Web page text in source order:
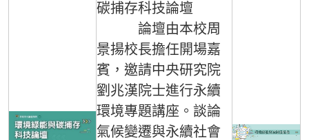
碳捕存科技論壇
論壇由本校周
景揚校長擔任開場嘉
賓，邀請中央研究院
劉兆漢院士進行永續
環境專題講座。談論
氣候變遷與永續社會